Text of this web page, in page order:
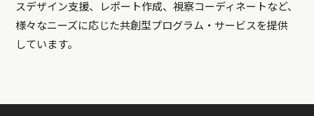
スデザイン支援、レポート作成、視察コーディネートなど、
様々なニーズに応じた共創型プログラム・サービスを提供
しています。